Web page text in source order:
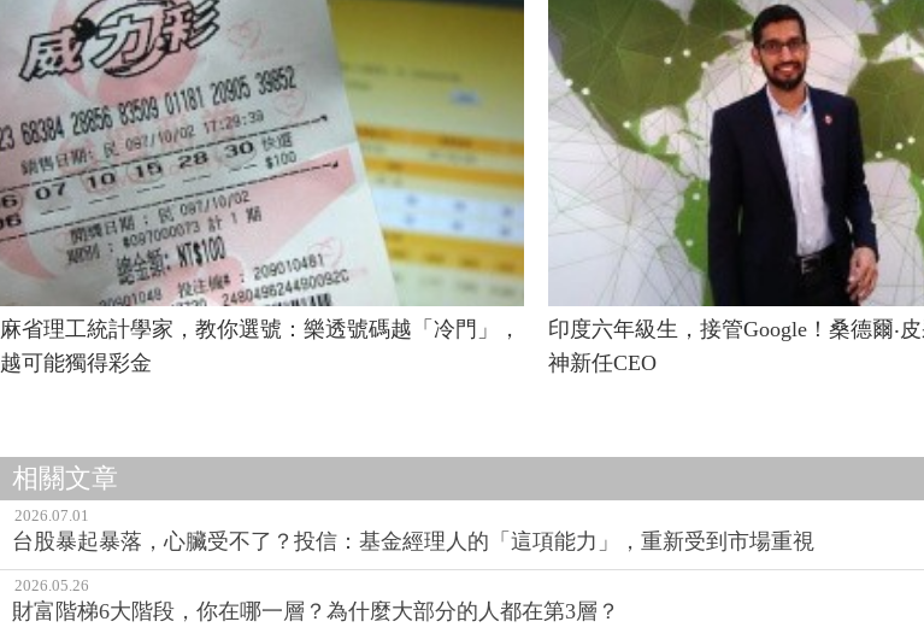
麻省理工統計學家，教你選號：樂透號碼越「冷門」，
越可能獨得彩金
印度六年級生，接管Google！桑德爾‧
神新任CEO
相關文章
2026.07.01
台股暴起暴落，心臟受不了？投信：基金經理人的「這項能力」，重新受到市場重視
2026.05.26
財富階梯6大階段，你在哪一層？為什麼大部分的人都在第3層？